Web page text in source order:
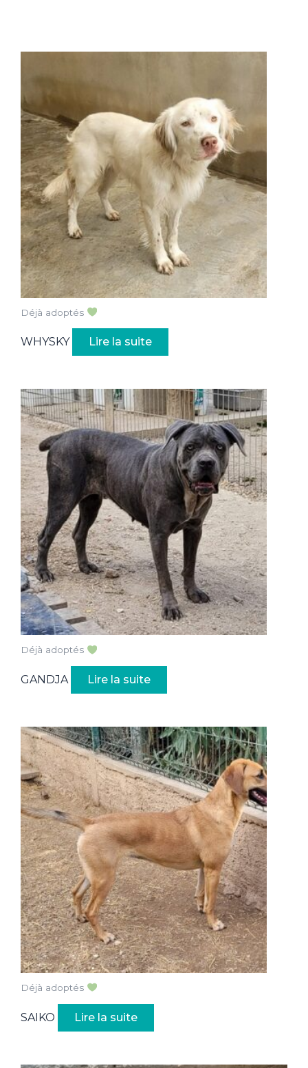
Déjà adoptés
WHYSKY Lire la suite
Déjà adoptés
GANDJA Lire la suite
Déjà adoptés
SAIKO Lire la suite